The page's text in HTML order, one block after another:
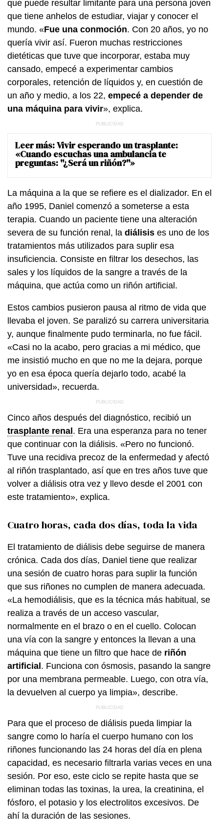
que puede resultar limitante para una persona joven
que tiene anhelos de estudiar, viajar y conocer el
mundo. «Fue una conmoción. Con 20 años, yo no
quería vivir así. Fueron muchas restricciones
dietéticas que tuve que incorporar, estaba muy
cansado, empecé a experimentar cambios
corporales, retención de líquidos y, en cuestión de
un año y medio, a los 22, empecé a depender de
una máquina para vivir», explica.
Leer más:Vivir esperando un trasplante:
«Cuando escuchas una ambulancia te
preguntas: ''¿Será un riñón?''»
La máquina a la que se refiere es el dializador. En el
año 1995, Daniel comenzó a someterse a esta
terapia. Cuando un paciente tiene una alteración
severa de su función renal, la diálisis es uno de los
tratamientos más utilizados para suplir esa
insuficiencia. Consiste en filtrar los desechos, las
sales y los líquidos de la sangre a través de la
máquina, que actúa como un riñón artificial.
Estos cambios pusieron pausa al ritmo de vida que
llevaba el joven. Se paralizó su carrera universitaria
y, aunque finalmente pudo terminarla, no fue fácil.
«Casi no la acabo, pero gracias a mi médico, que
me insistió mucho en que no me la dejara, porque
yo en esa época quería dejarlo todo, acabé la
universidad», recuerda.
Cinco años después del diagnóstico, recibió un
trasplante renal. Era una esperanza para no tener
que continuar con la diálisis. «Pero no funcionó.
Tuve una recidiva precoz de la enfermedad y afectó
al riñón trasplantado, así que en tres años tuve que
volver a diálisis otra vez y llevo desde el 2001 con
este tratamiento», explica.
Cuatro horas, cada dos días, toda la vida
El tratamiento de diálisis debe seguirse de manera
crónica. Cada dos días, Daniel tiene que realizar
una sesión de cuatro horas para suplir la función
que sus riñones no cumplen de manera adecuada.
«La hemodiálisis, que es la técnica más habitual, se
realiza a través de un acceso vascular,
normalmente en el brazo o en el cuello. Colocan
una vía con la sangre y entonces la llevan a una
máquina que tiene un filtro que hace de riñón
artificial. Funciona con ósmosis, pasando la sangre
por una membrana permeable. Luego, con otra vía,
la devuelven al cuerpo ya limpia», describe.
Para que el proceso de diálisis pueda limpiar la
sangre como lo haría el cuerpo humano con los
riñones funcionando las 24 horas del día en plena
capacidad, es necesario filtrarla varias veces en una
sesión. Por eso, este ciclo se repite hasta que se
eliminan todas las toxinas, la urea, la creatinina, el
fósforo, el potasio y los electrolitos excesivos. De
ahí la duración de las sesiones.